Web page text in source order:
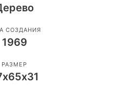
СОЗДАНИЯ
1969
РАЗМЕР